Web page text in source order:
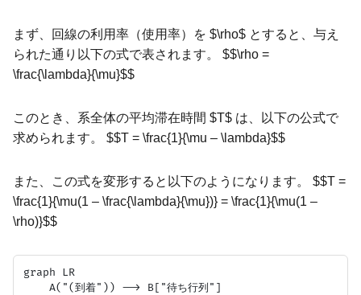
まず、回線の利用率（使用率）を $\rho$ とすると、与え
られた通り以下の式で表されます。 $$\rho =
\frac{\lambda}{\mu}$$
このとき、系全体の平均滞在時間 $T$ は、以下の公式で
求められます。 $$T = \frac{1}{\mu – \lambda}$$
また、この式を変形すると以下のようになります。 $$T =
\frac{1}{\mu(1 – \frac{\lambda}{\mu})} = \frac{1}{\mu(1 –
\rho)}$$
graph LR
    A("(到着")) --> B["待ち行列"]